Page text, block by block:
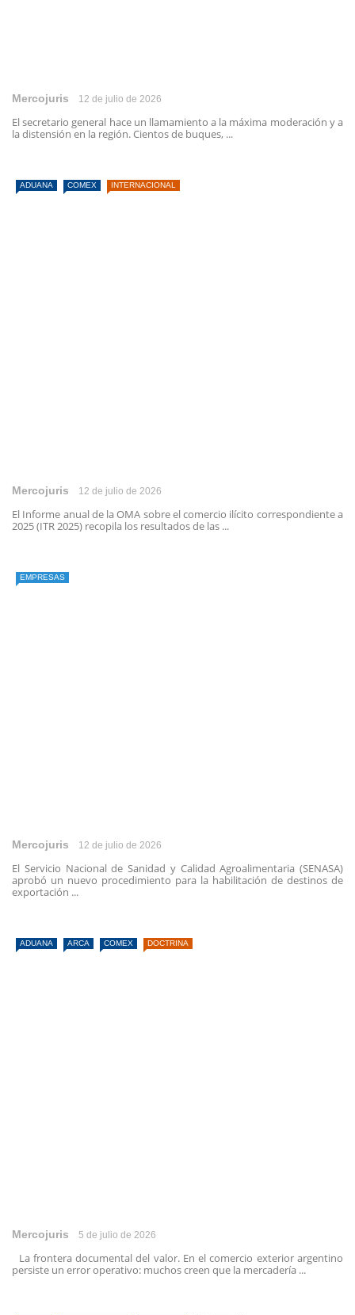
Mercojuris 12 de julio de 2026
El secretario general hace un llamamiento a la máxima moderación y a
la distensión en la región. Cientos de buques, ...
ADUANA COMEX INTERNACIONAL
Mercojuris 12 de julio de 2026
El Informe anual de la OMA sobre el comercio ilícito correspondiente a
2025 (ITR 2025) recopila los resultados de las ...
EMPRESAS
Mercojuris 12 de julio de 2026
El Servicio Nacional de Sanidad y Calidad Agroalimentaria (SENASA)
aprobó un nuevo procedimiento para la habilitación de destinos de
exportación ...
ADUANA ARCA COMEX DOCTRINA
Mercojuris 5 de julio de 2026
La frontera documental del valor. En el comercio exterior argentino
persiste un error operativo: muchos creen que la mercadería ...